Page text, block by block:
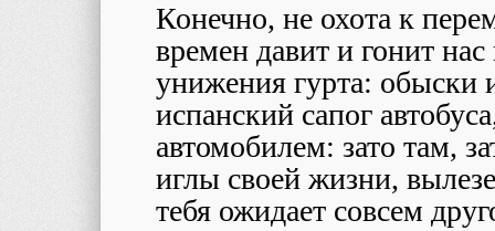
Конечно, не охота к
времен давит и гонит нас
унижения гурта: обыски
испанский сапог
автомобилем: зато там,
иглы своей жизни,
тебя ожидает совсем